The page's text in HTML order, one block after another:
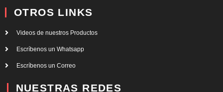
OTROS LINKS
Videos de nuestros Productos
Escríbenos un Whatsapp
Escríbenos un Correo
NUESTRAS REDES